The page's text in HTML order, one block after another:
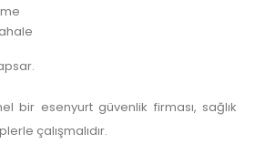
bir esenyurt güvenlik firması, sağlık
çalışmalıdır.